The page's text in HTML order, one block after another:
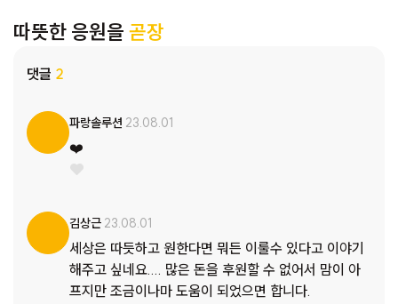
따뜻한 응원을 곧장
댓글 2
파랑솔루션 23.08.01
❤️
김상근 23.08.01
세상은 따듯하고 원한다면 뭐든 이룰수 있다고 이야기
해주고 싶네요.... 많은 돈을 후원할 수 없어서 맘이 아
프지만 조금이나마 도움이 되었으면 합니다.